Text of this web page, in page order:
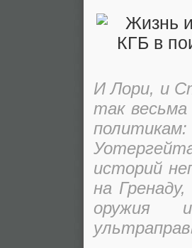
И Лори, и
так весьма
историй
на
оружия